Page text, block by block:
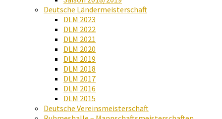
Deutsche Ländermeisterschaft
DLM 2023
DLM 2022
DLM 2021
DLM 2020
DLM 2019
DLM 2018
DLM 2017
DLM 2016
DLM 2015
Deutsche Vereinsmeisterschaft